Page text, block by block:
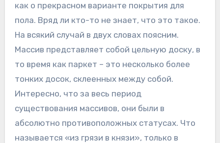
как о прекрасном варианте покрытия для
пола. Вряд ли кто-то не знает, что это такое.
На всякий случай в двух словах поясним.
Массив представляет собой цельную доску, в
то время как паркет – это несколько более
тонких досок, склеенных между собой.
Интересно, что за весь период
существования массивов, они были в
абсолютно противоположных статусах. Что
называется «из грязи в князи», только в